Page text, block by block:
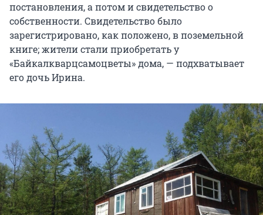
постановления, а потом и свидетельство о
собственности. Свидетельство было
зарегистрировано, как положено, в поземельной
книге; жители стали приобретать у
«Байкалкварцсамоцветы» дома, — подхватывает
его дочь Ирина.